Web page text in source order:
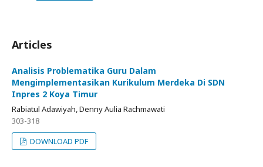
Articles
Analisis Problematika Guru Dalam
Mengimplementasikan Kurikulum Merdeka Di SDN
Inpres 2 Koya Timur
Rabiatul Adawiyah, Denny Aulia Rachmawati
303-318
DOWNLOAD PDF